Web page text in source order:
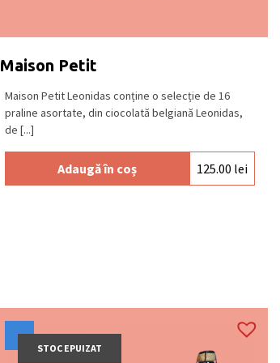
Maison Petit
Maison Petit Leonidas conține o selecție de 16
praline asortate, din ciocolată belgiană Leonidas,
de [...]
Adaugă în coș 125.00 lei
STOC EPUIZAT